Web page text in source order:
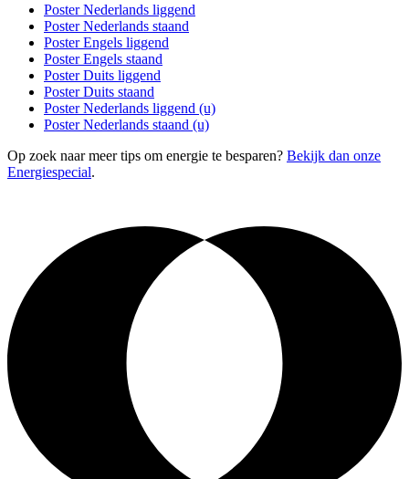
Poster Nederlands liggend
Poster Nederlands staand
Poster Engels liggend
Poster Engels staand
Poster Duits liggend
Poster Duits staand
Poster Nederlands liggend (u)
Poster Nederlands staand (u)
Op zoek naar meer tips om energie te besparen? Bekijk dan onze
Energiespecial.